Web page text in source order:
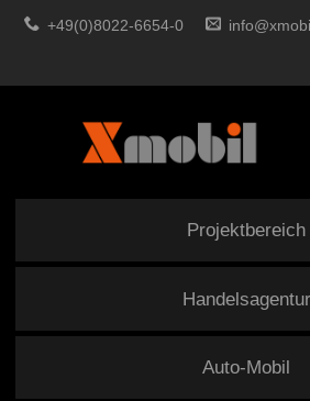
+49(0)8022-6654-0
Projektbereich
Handelsagentur
Auto-Mobil